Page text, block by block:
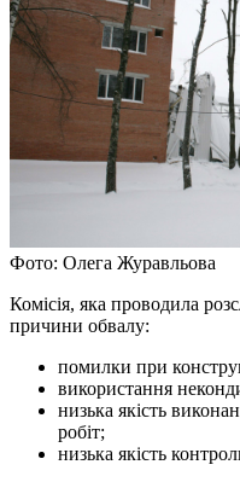
Фото: Олега Журавльова
Комісія, яка проводила
причини обвалу:
помилки при
використання
низька якість
робіт;
низька якість